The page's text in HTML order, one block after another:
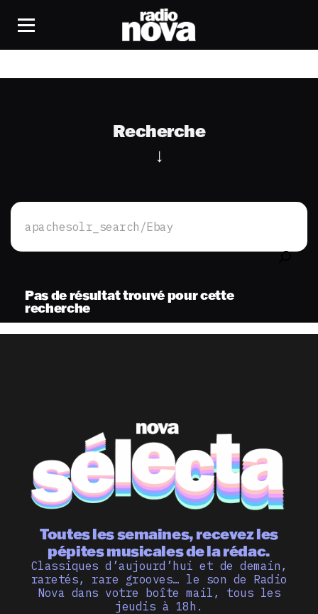
Recherche
Rechercher :
Pas de résultat trouvé pour cette
recherche
Toutes les semaines, recevez les
pépites musicales de la rédac.
Classiques d’aujourd’hui et de demain,
raretés, rare grooves… le son de Radio
Nova dans votre boîte mail, tous les
jeudis à 18h.